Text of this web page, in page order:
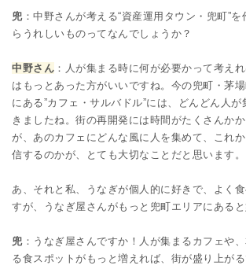
兜：中野さんが考える“資産運用タウン・兜町”
らうれしいものってなんでしょうか？
中野さん ：人が集まる時に何が必要かって考え
はもっとあった方がいいですね。今の兜町・茅
にある”カフェ・サルバドル”には、どんどん人
きましたね。街の再開発には時間がたくさんか
が、あのカフェにどんな風に人を集めて、これ
信するのかが、とても大切なことだと思います。
あ、それと私、うなぎが個人的に好きで、よく
すが、うなぎ屋さんがもっと兜町エリアにある
兜：うなぎ屋さんですか！人が集まるカフェや
る食スポットがもっと増えれば、街が盛り上が